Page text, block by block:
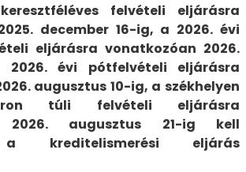
felvételi eljárásra
december 16-ig, a 2026. évi
eljárásra vonatkozóan 2026.
évi pótfelvételi eljárásra
augusztus 10-ig, a székhelyen
túli felvételi eljárásra
2026. augusztus 21-ig kell
a kreditelismerési eljárás